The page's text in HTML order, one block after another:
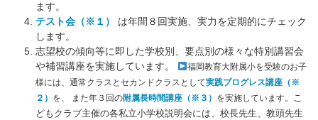
ます。
テスト会（※１） は年間８回実施、実力を定期的にチェック
します。
志望校の傾向等に即した学校別、要点別の様々な特別講習会
や補習講座を実施しています。
福岡教育大附属小を受験のお子
様には、通常クラスとセカンドクラスとして実践プログレス講座（※
２） を、 また年３回の附属長時間講座（※３） を実施しています。 こ
どもクラブ主催の各私立小学校説明会には、校長先生、教頭先生